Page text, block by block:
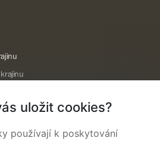
uložit cookies?
používají k poskytování